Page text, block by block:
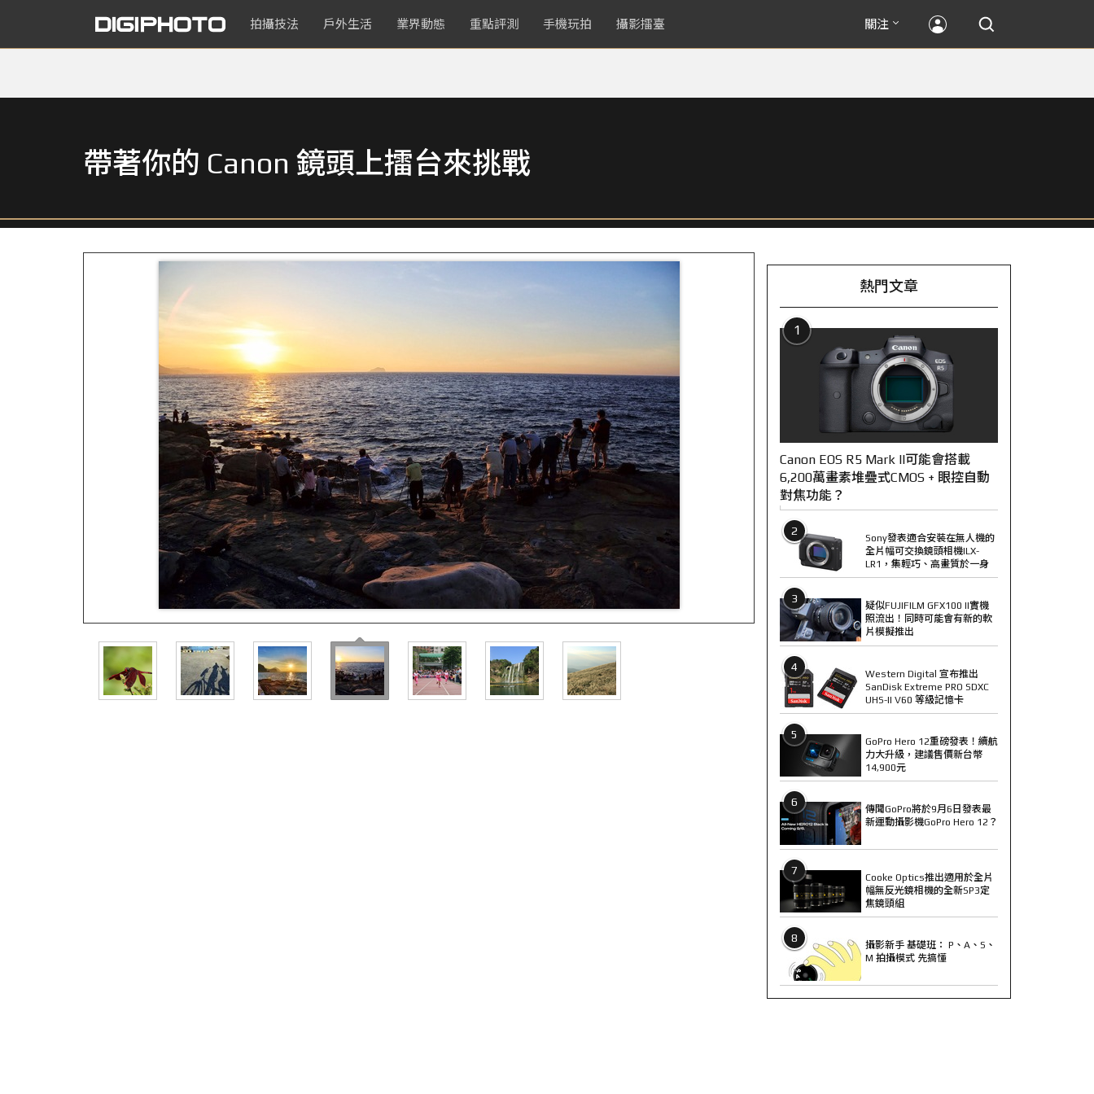
拍攝技法 戶外生活 業界動態 重點評測 手機玩拍 攝影擂臺 關注
帶著你的 Canon 鏡頭上擂台來挑戰
熱門文章
1
Canon EOS R5 Mark II可能會搭載
6,200萬畫素堆疊式CMOS + 眼控自動
對焦功能？
2
Sony發表適合安裝在無人機的
全片幅可交換鏡頭相機ILX-
LR1，集輕巧、高畫質於一身
3
疑似FUJIFILM GFX100 II實機
照流出！同時可能會有新的軟
片模擬推出
4
Western Digital 宣布推出
SanDisk Extreme PRO SDXC
UHS-II V60 等級記憶卡
5
GoPro Hero 12重磅發表！續航
力大升級，建議售價新台幣
14,900元
6
傳聞GoPro將於9月6日發表最
新運動攝影機GoPro Hero 12？
7
Cooke Optics推出適用於全片
幅無反光鏡相機的全新SP3定
焦鏡頭組
8
攝影新手 基礎班： P、A、S、
M 拍攝模式 先搞懂